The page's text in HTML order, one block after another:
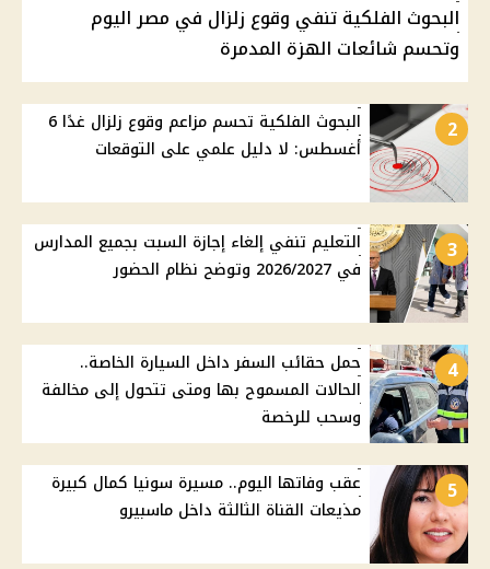
البحوث الفلكية تنفي وقوع زلزال في مصر اليوم
وتحسم شائعات الهزة المدمرة
2
البحوث الفلكية تحسم مزاعم وقوع زلزال غدًا 6
أغسطس: لا دليل علمي على التوقعات
3
التعليم تنفي إلغاء إجازة السبت بجميع المدارس
في 2026/2027 وتوضح نظام الحضور
4
حمل حقائب السفر داخل السيارة الخاصة..
الحالات المسموح بها ومتى تتحول إلى مخالفة
وسحب للرخصة
5
عقب وفاتها اليوم.. مسيرة سونيا كمال كبيرة
مذيعات القناة الثالثة داخل ماسبيرو